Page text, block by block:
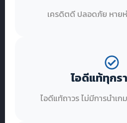
เครดิตดี ปลอดภัย หายห่
ไอดีแท้ทุกร
ไอดีแท้ถาวร ไม่มีการนำเ